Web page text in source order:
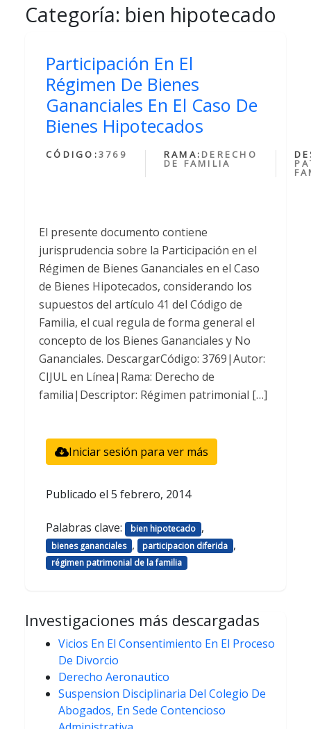
Categoría: bien hipotecado
Participación En El
Régimen De Bienes
Gananciales En El Caso De
Bienes Hipotecados
CÓDIGO:3769 RAMA: DERECHO
DE FAMILIA
El presente documento contiene
jurisprudencia sobre la Participación en el
Régimen de Bienes Gananciales en el Caso
de Bienes Hipotecados, considerando los
supuestos del artículo 41 del Código de
Familia, el cual regula de forma general el
concepto de los Bienes Gananciales y No
Gananciales. DescargarCódigo: 3769|Autor:
CIJUL en Línea|Rama: Derecho de
familia|Descriptor: Régimen patrimonial […]
Iniciar sesión para ver más
Publicado el 5 febrero, 2014
Palabras clave: bien hipotecado ,
bienes gananciales , participacion diferida ,
régimen patrimonial de la familia
Investigaciones más descargadas
Vicios En El Consentimiento En El Proceso
De Divorcio
Derecho Aeronautico
Suspension Disciplinaria Del Colegio De
Abogados, En Sede Contencioso